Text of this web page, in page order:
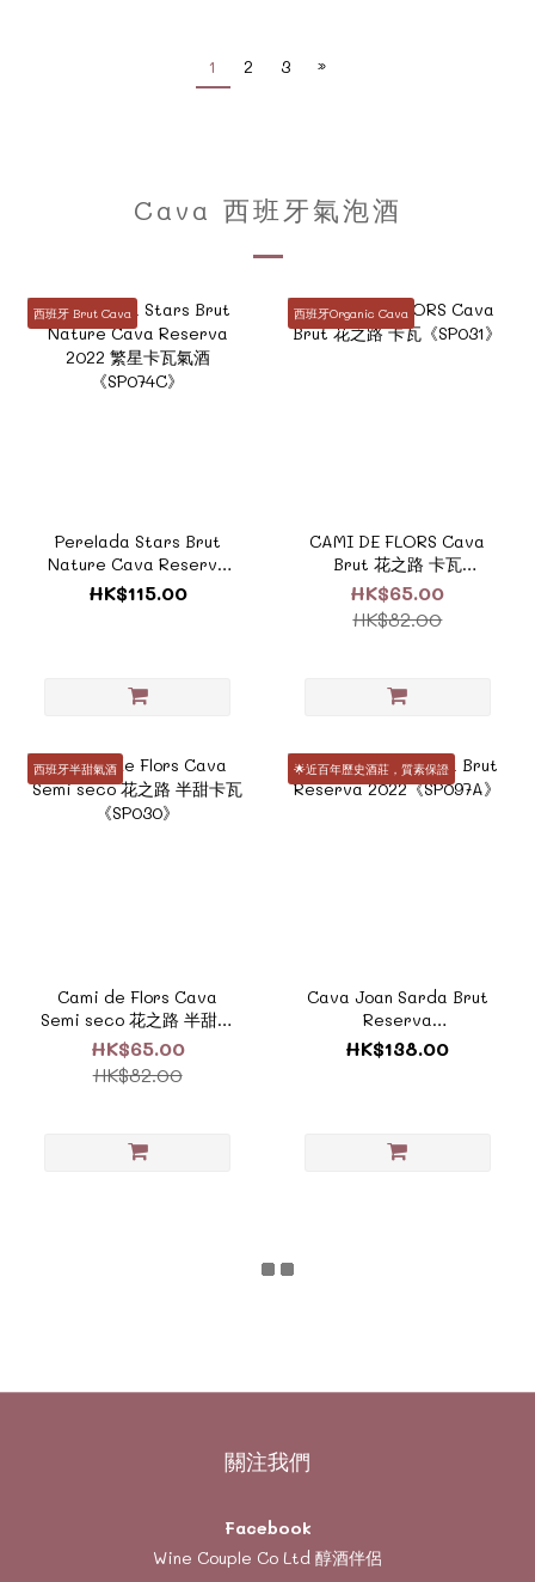
1 2 3 »
Cava 西班牙氣泡酒
西班牙 Brut Cava
Perelada Stars Brut
Nature Cava Reserva
2022 繁星卡瓦氣酒
《SP074C》
HK$115.00
西班牙Organic Cava
CAMI DE FLORS Cava
Brut 花之路 卡瓦
《SP031》
HK$65.00
HK$82.00
西班牙半甜氣酒
Cami de Flors Cava
Semi seco 花之路 半甜卡
瓦《SP030》
HK$65.00
HK$82.00
🌟近百年歷史酒莊，質素保證
Cava Joan Sarda Brut
Reserva
2022《SP097A》
HK$138.00
關注我們
Facebook
Wine Couple Co Ltd 醇酒伴侶